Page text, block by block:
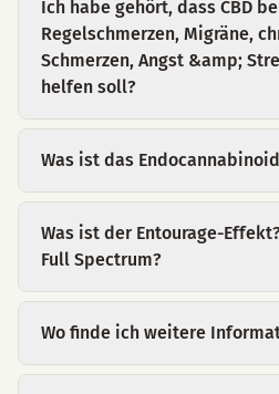
Ich habe gehört, dass CBD
Regelschmerzen, Migräne,
Schmerzen, Angst &amp;
helfen soll?
Was ist das
Was ist der Entourage-
Full Spectrum?
Wo finde ich weitere